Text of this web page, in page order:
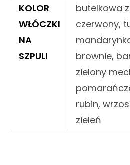
KOLOR
WŁÓCZKI
NA
SZPULI
butelkowa
czerwony,
brownie,
zielony
rubin,
zieleń